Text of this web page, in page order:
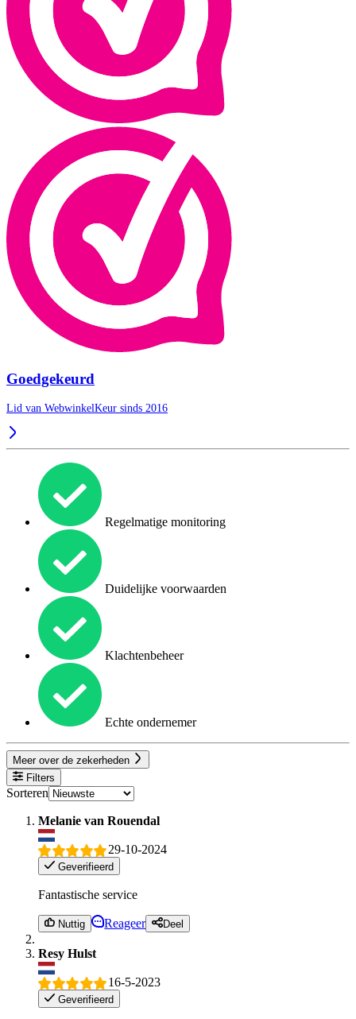
Goedgekeurd
Lid van WebwinkelKeur sinds 2016
Regelmatige monitoring
Duidelijke voorwaarden
Klachtenbeheer
Echte ondernemer
Meer over de zekerheden
Filters
Sorteren
Melanie van Rouendal
29-10-2024
Geverifieerd
Fantastische service
Nuttig Reageer Deel
Resy Hulst
16-5-2023
Geverifieerd